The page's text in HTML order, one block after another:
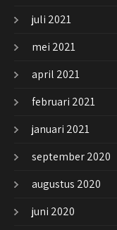
juli 2021
mei 2021
april 2021
februari 2021
januari 2021
september 2020
augustus 2020
juni 2020